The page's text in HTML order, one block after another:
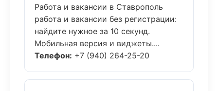
Работа и вакансии в Ставрополь
работа и вакансии без регистрации:
найдите нужное за 10 секунд.
Мобильная версия и виджеты....
Телефон: +7 (940) 264-25-20